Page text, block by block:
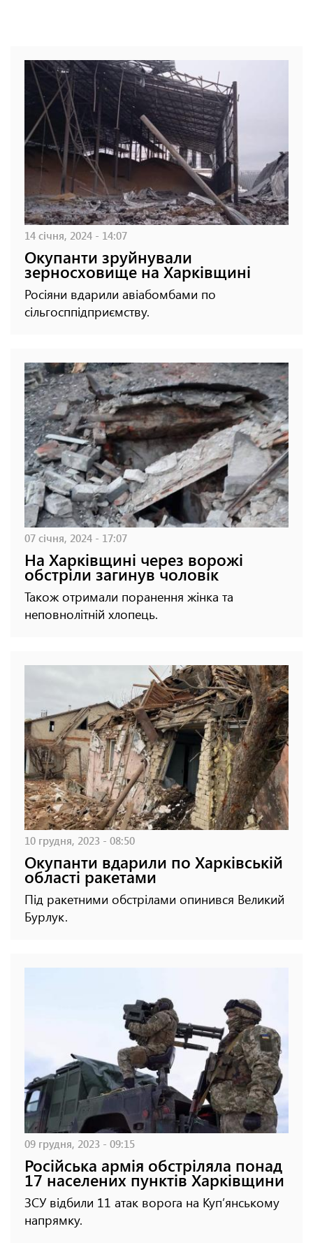
14 січня, 2024 - 14:07
Окупанти зруйнували
зерносховище на Харківщині
Росіяни вдарили авіабомбами по
сільгосппідприємству.
07 січня, 2024 - 17:07
На Харківщині через ворожі
обстріли загинув чоловік
Також отримали поранення жінка та
неповнолітній хлопець.
10 грудня, 2023 - 08:50
Окупанти вдарили по Харківській
області ракетами
Під ракетними обстрілами опинився Великий
Бурлук.
09 грудня, 2023 - 09:15
Російська армія обстріляла понад
17 населених пунктів Харківщини
ЗСУ відбили 11 атак ворога на Куп’янському
напрямку.